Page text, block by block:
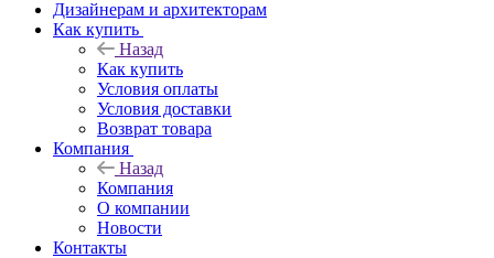
Дизайнерам и архитекторам
Как купить
Назад
Как купить
Условия оплаты
Условия доставки
Возврат товара
Компания
Назад
Компания
О компании
Новости
Контакты